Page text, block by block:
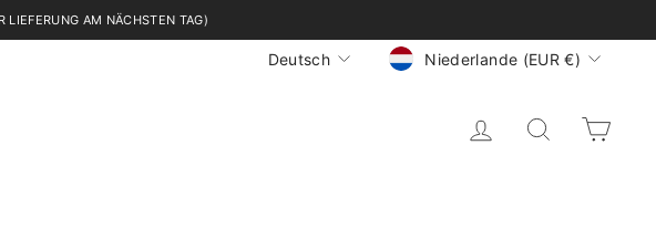
LIEFERUNG AM NÄCHSTEN TAG)
SPRACHE
Deutsch WÄHRUNG
Niederlande (EUR €)
EINLOGGEN
SUCHE